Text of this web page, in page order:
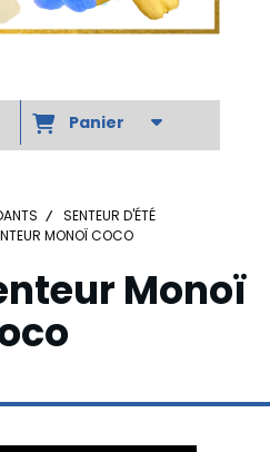
Panier
SENTEUR D'ÉTÉ
MONOÏ COCO
Monoï